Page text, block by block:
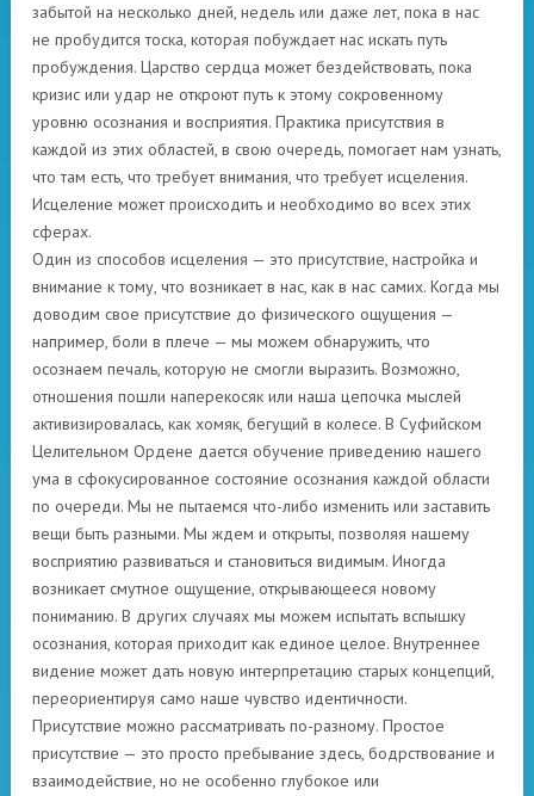
забытой на несколько дней, недель или даже лет, пока в нас
не пробудится тоска, которая побуждает нас искать путь
пробуждения. Царство сердца может бездействовать, пока
кризис или удар не откроют путь к этому сокровенному
уровню осознания и восприятия. Практика присутствия в
каждой из этих областей, в свою очередь, помогает нам узнать,
что там есть, что требует внимания, что требует исцеления.
Исцеление может происходить и необходимо во всех этих
сферах.
Один из способов исцеления — это присутствие, настройка и
внимание к тому, что возникает в нас, как в нас самих. Когда мы
доводим свое присутствие до физического ощущения —
например, боли в плече — мы можем обнаружить, что
осознаем печаль, которую не смогли выразить. Возможно,
отношения пошли наперекосяк или наша цепочка мыслей
активизировалась, как хомяк, бегущий в колесе. В Суфийском
Целительном Ордене дается обучение приведению нашего
ума в сфокусированное состояние осознания каждой области
по очереди. Мы не пытаемся что-либо изменить или заставить
вещи быть разными. Мы ждем и открыты, позволяя нашему
восприятию развиваться и становиться видимым. Иногда
возникает смутное ощущение, открывающееся новому
пониманию. В других случаях мы можем испытать вспышку
осознания, которая приходит как единое целое. Внутреннее
видение может дать новую интерпретацию старых концепций,
переориентируя само наше чувство идентичности.
Присутствие можно рассматривать по-разному. Простое
присутствие — это просто пребывание здесь, бодрствование и
взаимодействие, но не особенно глубокое или